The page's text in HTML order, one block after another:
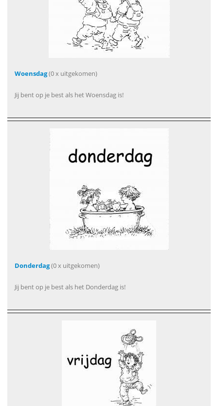
Woensdag(0 x uitgekomen)
Jij bent op je best als het Woensdag is!
Donderdag(0 x uitgekomen)
Jij bent op je best als het Donderdag is!